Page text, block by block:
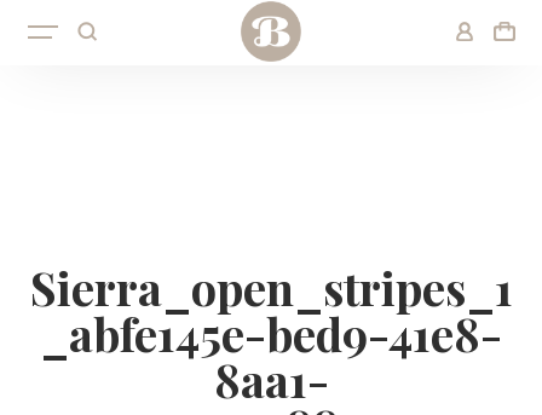
Sierra_open_stripes_1
_abfe145e-bed9-41e8-
8aa1-